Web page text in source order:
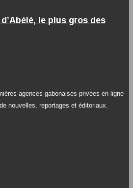
le plus gros des
agences gabonaises privées en ligne
nouvelles, reportages et éditoriaux.